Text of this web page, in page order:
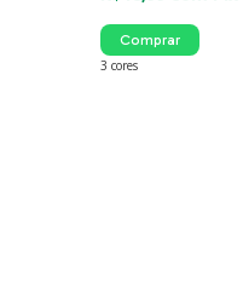
3 cores
Comprar